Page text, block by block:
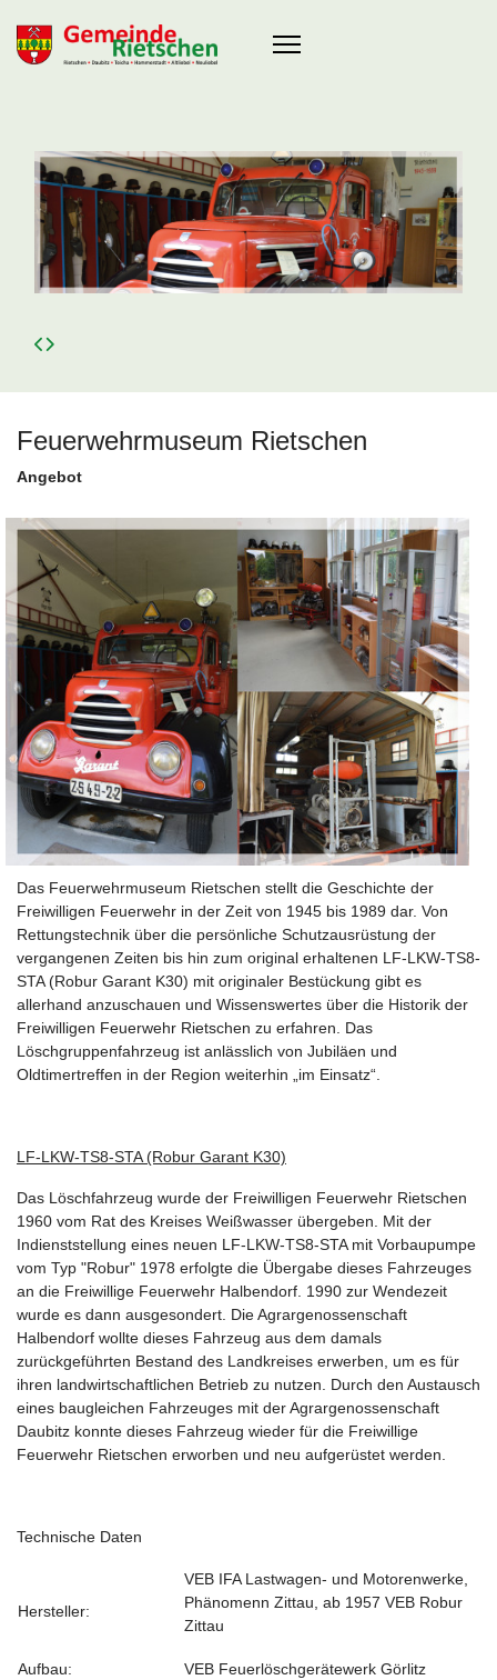
Feuerwehrmuseum Rietschen
Angebot
Das Feuerwehrmuseum Rietschen stellt die Geschichte der
Freiwilligen Feuerwehr in der Zeit von 1945 bis 1989 dar. Von
Rettungstechnik über die persönliche Schutzausrüstung der
vergangenen Zeiten bis hin zum original erhaltenen LF-LKW-TS8-
STA (Robur Garant K30) mit originaler Bestückung gibt es
allerhand anzuschauen und Wissenswertes über die Historik der
Freiwilligen Feuerwehr Rietschen zu erfahren. Das
Löschgruppenfahrzeug ist anlässlich von Jubiläen und
Oldtimertreffen in der Region weiterhin „im Einsatz“.
LF-LKW-TS8-STA (Robur Garant K30)
Das Löschfahrzeug wurde der Freiwilligen Feuerwehr Rietschen
1960 vom Rat des Kreises Weißwasser übergeben. Mit der
Indienststellung eines neuen LF-LKW-TS8-STA mit Vorbaupumpe
vom Typ "Robur" 1978 erfolgte die Übergabe dieses Fahrzeuges
an die Freiwillige Feuerwehr Halbendorf. 1990 zur Wendezeit
wurde es dann ausgesondert. Die Agrargenossenschaft
Halbendorf wollte dieses Fahrzeug aus dem damals
zurückgeführten Bestand des Landkreises erwerben, um es für
ihren landwirtschaftlichen Betrieb zu nutzen. Durch den Austausch
eines baugleichen Fahrzeuges mit der Agrargenossenschaft
Daubitz konnte dieses Fahrzeug wieder für die Freiwillige
Feuerwehr Rietschen erworben und neu aufgerüstet werden.
Technische Daten
Hersteller:
VEB IFA Lastwagen- und Motorenwerke,
Phänomenn Zittau, ab 1957 VEB Robur
Zittau
Aufbau:
VEB Feuerlöschgerätewerk Görlitz